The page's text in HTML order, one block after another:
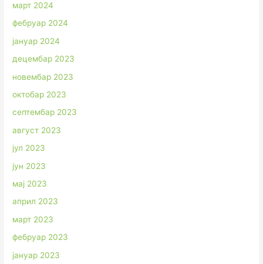
март 2024
фебруар 2024
јануар 2024
децембар 2023
новембар 2023
октобар 2023
септембар 2023
август 2023
јул 2023
јун 2023
мај 2023
април 2023
март 2023
фебруар 2023
јануар 2023